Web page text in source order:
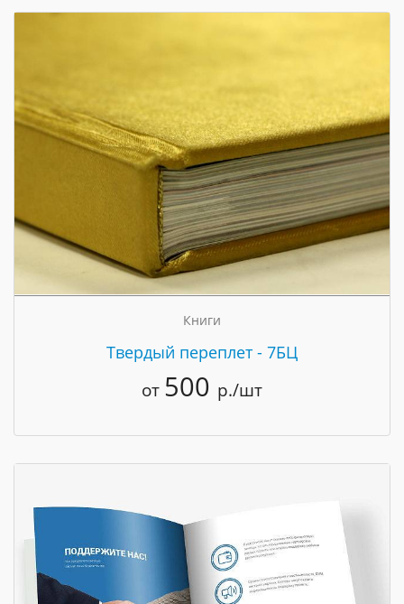
Книги
Твердый переплет - 7БЦ
от 500 р./шт